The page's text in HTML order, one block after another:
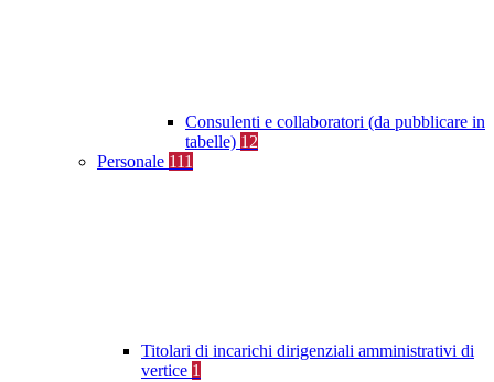
Consulenti e collaboratori (da pubblicare in
tabelle) 12
Personale 111
Titolari di incarichi dirigenziali amministrativi di
vertice 1